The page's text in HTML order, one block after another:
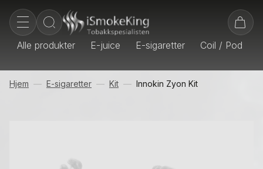
Alle produkter E-juice E-sigaretter Coil / Pod
Hjem E-sigaretter Kit Innokin Zyon Kit